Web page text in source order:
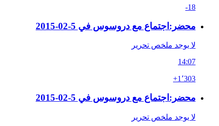
-18
محضر:اجتماع مع دروسوس في 5-02-2015
لا يوجد ملخص تحرير
14:07
+1٬303
محضر:اجتماع مع دروسوس في 5-02-2015
لا يوجد ملخص تحرير